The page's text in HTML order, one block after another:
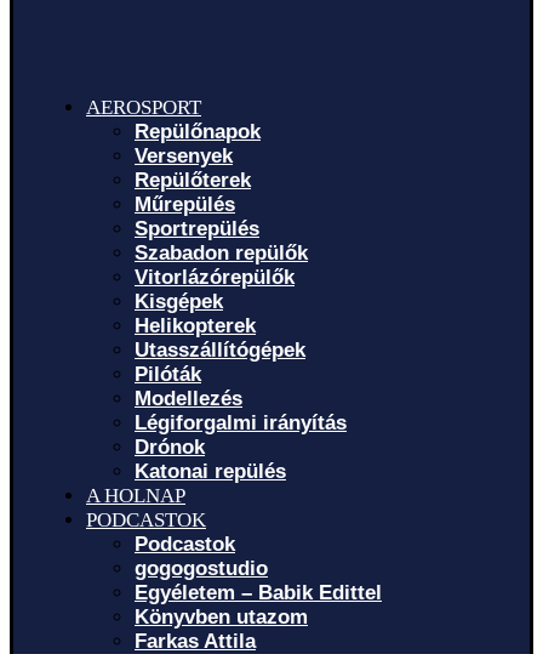
AEROSPORT
Repülőnapok
Versenyek
Repülőterek
Műrepülés
Sportrepülés
Szabadon repülők
Vitorlázórepülők
Kisgépek
Helikopterek
Utasszállítógépek
Pilóták
Modellezés
Légiforgalmi irányítás
Drónok
Katonai repülés
A HOLNAP
PODCASTOK
Podcastok
gogogostudio
Egyéletem – Babik Edittel
Könyvben utazom
Farkas Attila